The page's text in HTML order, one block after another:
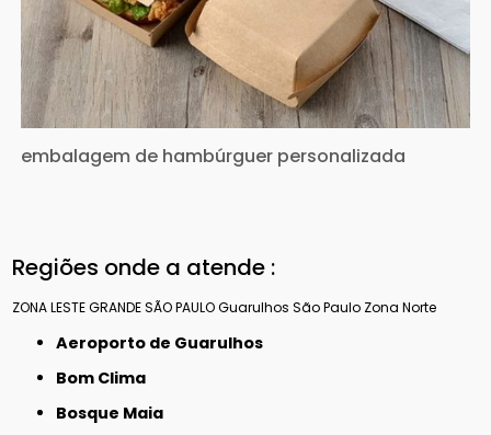
embalagem de hambúrguer personalizada
Regiões onde a atende :
ZONA LESTEGRANDE SÃO PAULOGuarulhos São Paulo Zona Norte
Aeroporto de Guarulhos
Bom Clima
Bosque Maia